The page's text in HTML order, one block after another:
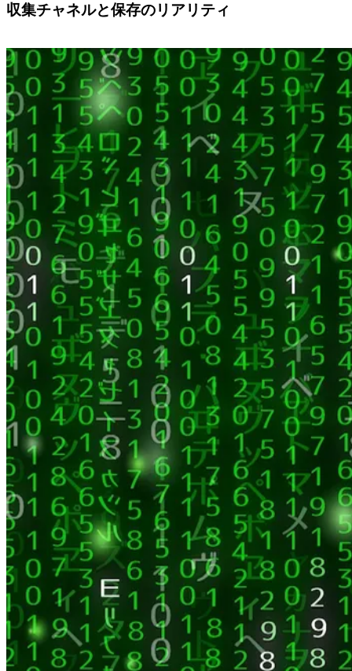
収集チャネルと保存のリアリティ